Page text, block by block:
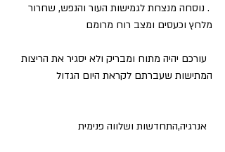
. נוסחה מנצחת לגמישות העור והנפש, שחרור
מלחץ וכעסים ומצב רוח מרומם
  עורכם יהיה מתוח ומבריק ולא יסגיר את הריצות
המתישות שעברתם לקראת היום הגדול